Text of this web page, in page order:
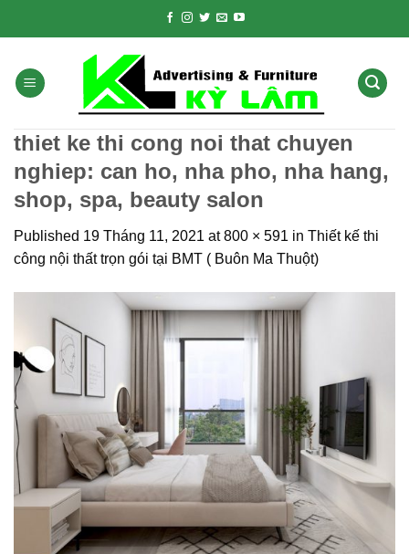
thiet ke thi cong noi that chuyen
nghiep: can ho, nha pho, nha hang,
shop, spa, beauty salon
Published 19 Tháng 11, 2021 at800 × 591 in Thiết kế thi
công nội thất trọn gói tại BMT ( Buôn Ma Thuột)